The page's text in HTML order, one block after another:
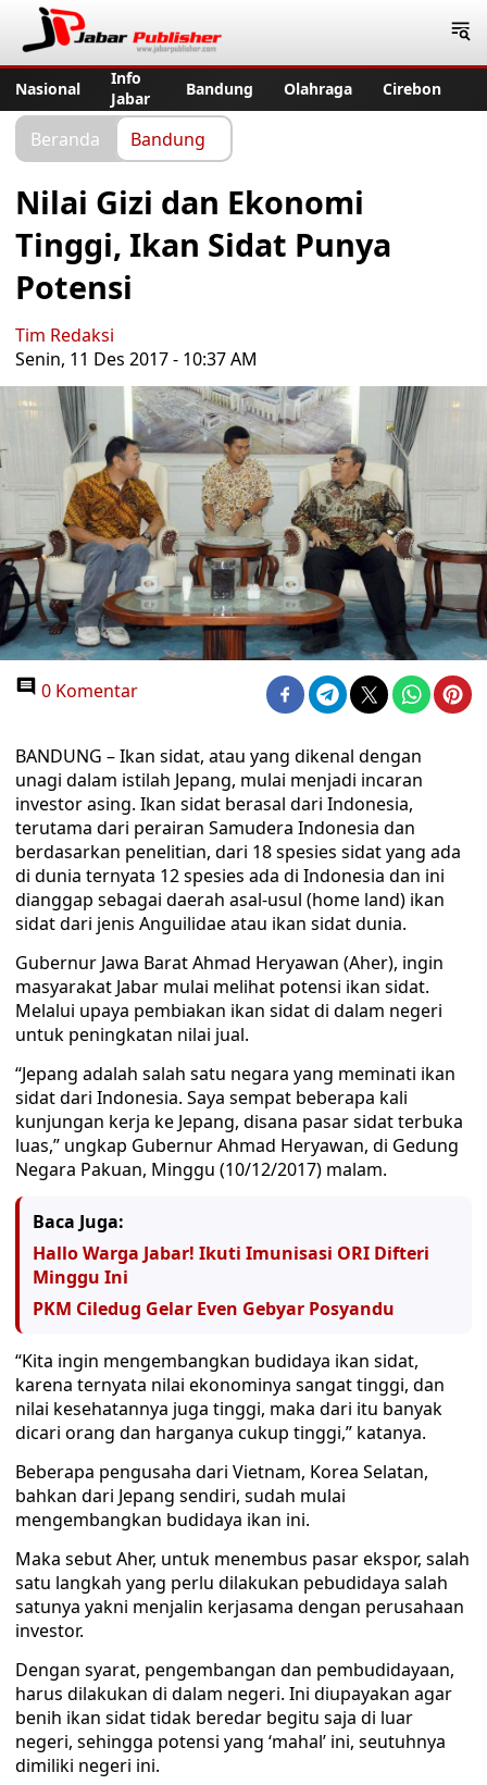
Nasional
Info
Jabar
Bandung Olahraga Cirebon
Beranda Bandung
Nilai Gizi dan Ekonomi
Tinggi, Ikan Sidat Punya
Potensi
Tim Redaksi
Senin, 11 Des 2017 - 10:37 AM
0 Komentar
BANDUNG – Ikan sidat, atau yang dikenal dengan
unagi dalam istilah Jepang, mulai menjadi incaran
investor asing. Ikan sidat berasal dari Indonesia,
terutama dari perairan Samudera Indonesia dan
berdasarkan penelitian, dari 18 spesies sidat yang ada
di dunia ternyata 12 spesies ada di Indonesia dan ini
dianggap sebagai daerah asal-usul (home land) ikan
sidat dari jenis Anguilidae atau ikan sidat dunia.
Gubernur Jawa Barat Ahmad Heryawan (Aher), ingin
masyarakat Jabar mulai melihat potensi ikan sidat.
Melalui upaya pembiakan ikan sidat di dalam negeri
untuk peningkatan nilai jual.
“Jepang adalah salah satu negara yang meminati ikan
sidat dari Indonesia. Saya sempat beberapa kali
kunjungan kerja ke Jepang, disana pasar sidat terbuka
luas,” ungkap Gubernur Ahmad Heryawan, di Gedung
Negara Pakuan, Minggu (10/12/2017) malam.
Baca Juga:
Hallo Warga Jabar! Ikuti Imunisasi ORI Difteri
Minggu Ini
PKM Ciledug Gelar Even Gebyar Posyandu
“Kita ingin mengembangkan budidaya ikan sidat,
karena ternyata nilai ekonominya sangat tinggi, dan
nilai kesehatannya juga tinggi, maka dari itu banyak
dicari orang dan harganya cukup tinggi,” katanya.
Beberapa pengusaha dari Vietnam, Korea Selatan,
bahkan dari Jepang sendiri, sudah mulai
mengembangkan budidaya ikan ini.
Maka sebut Aher, untuk menembus pasar ekspor, salah
satu langkah yang perlu dilakukan pebudidaya salah
satunya yakni menjalin kerjasama dengan perusahaan
investor.
Dengan syarat, pengembangan dan pembudidayaan,
harus dilakukan di dalam negeri. Ini diupayakan agar
benih ikan sidat tidak beredar begitu saja di luar
negeri, sehingga potensi yang ‘mahal’ ini, seutuhnya
dimiliki negeri ini.